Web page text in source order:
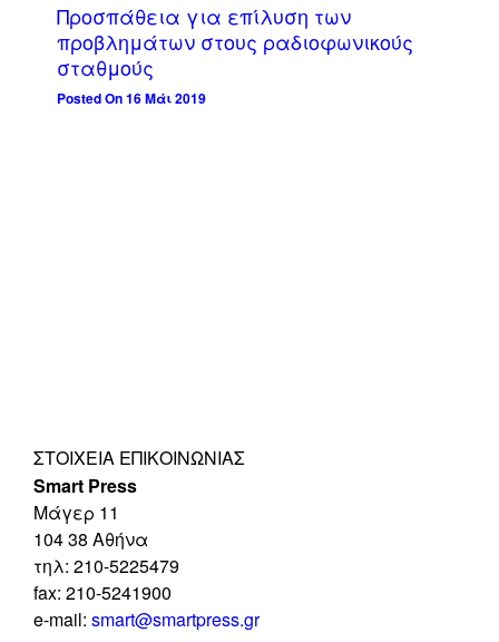
Προσπάθεια για επίλυση των
προβλημάτων στους ραδιοφωνικούς
σταθμούς
Posted On 16 Μάι 2019
ΣΤΟΙΧΕΊΑ ΕΠΙΚΟΙΝΩΝΊΑΣ
Smart Press
Mάγερ 11
104 38 Αθήνα
τηλ: 210-5225479
fax: 210-5241900
e-mail: smart@smartpress.gr